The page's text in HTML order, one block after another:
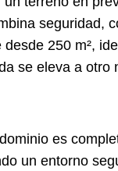
seguridad,
250 m²,
se eleva a otro
es
un entorno